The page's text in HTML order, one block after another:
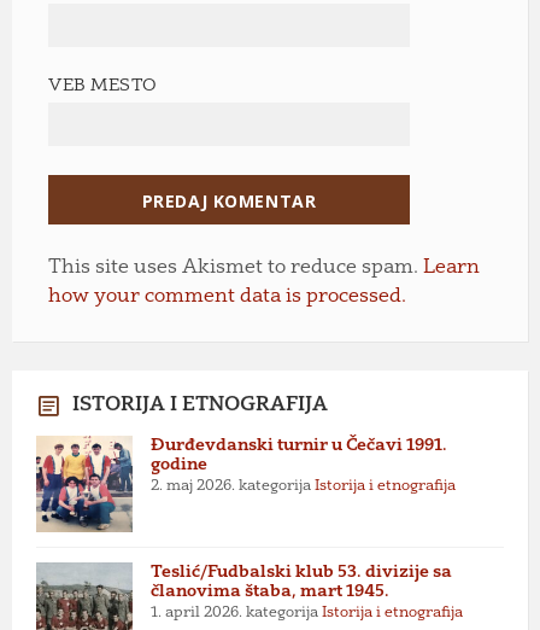
VEB MESTO
This site uses Akismet to reduce spam. Learn
how your comment data is processed.
ISTORIJA I ETNOGRAFIJA
Đurđevdanski turnir u Čečavi 1991.
godine
2. maj 2026. kategorija Istorija i etnografija
Teslić/Fudbalski klub 53. divizije sa
članovima štaba, mart 1945.
1. april 2026. kategorija Istorija i etnografija